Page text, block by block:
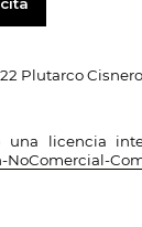
Plutarco
una licencia